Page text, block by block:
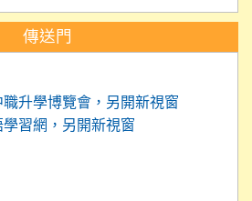
傳送門